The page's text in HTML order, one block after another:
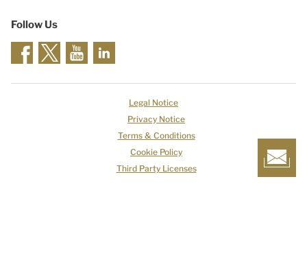
Follow Us
Legal Notice
Privacy Notice
Terms & Conditions
Cookie Policy
Third Party Licenses